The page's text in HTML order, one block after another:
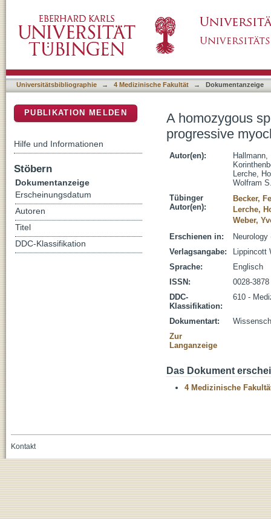
Universitätsbibliographie → 4 Medizinische Fakultät → Dokumentanzeige
A homozygous
progressive
Autor(en):
Hallmann,
Lerche,
Wolfram
Tübinger
Autor(en):
Becker,
Lerche,
Weber,
Erschienen in:
Verlagsangabe:
Lippincott
Sprache:
Englisch
ISSN:
0028-3878
DDC-
Klassifikation:
610 -
Dokumentart:
Zur
Langanzeige
Das Dokument
4 Medizinische
PUBLIKATION MELDEN
Hilfe und Informationen
Stöbern
Dokumentanzeige
Erscheinungsdatum
Autoren
Titel
DDC-Klassifikation
Kontakt